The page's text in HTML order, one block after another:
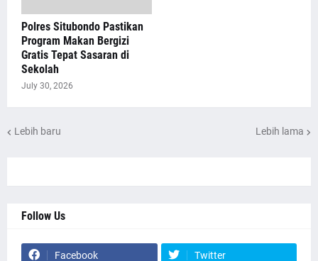
Polres Situbondo Pastikan
Program Makan Bergizi
Gratis Tepat Sasaran di
Sekolah
July 30, 2026
Lebih baru Lebih lama
Follow Us
Facebook Twitter